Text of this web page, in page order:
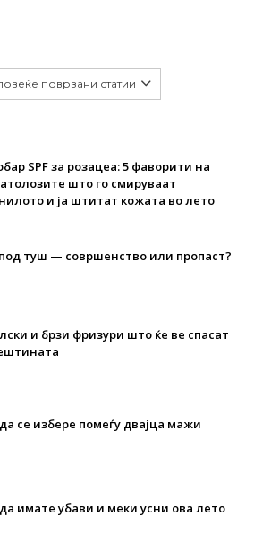
поврзани статии
SPF за розацеа: 5 фаворити на
што го смируваат
и ја штитат кожата во лето
туш — совршенство или пропаст?
и брзи фризури што ќе ве спасат
се избере помеѓу двајца мажи
имате убави и меки усни ова лето